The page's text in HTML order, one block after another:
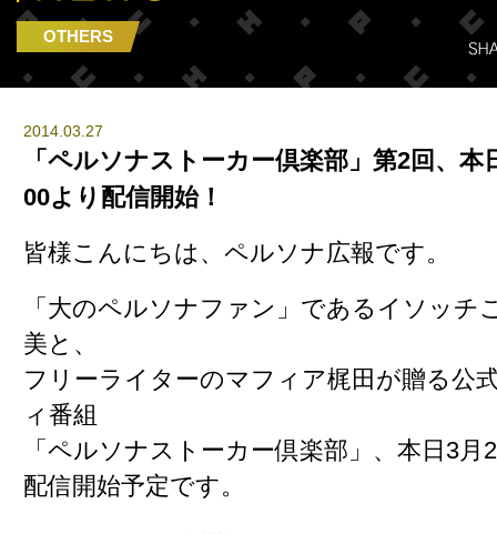
OTHERS
2014.03.27
「ペルソナストーカー倶楽部」第2回、本
00より配信開始！
皆様こんにちは、ペルソナ広報です。
「大のペルソナファン」であるイソッチ
美と、
フリーライターのマフィア梶田 が贈る公
ィ番組
「ペルソナストーカー倶楽部」 、本日3月
配信開始予定です。